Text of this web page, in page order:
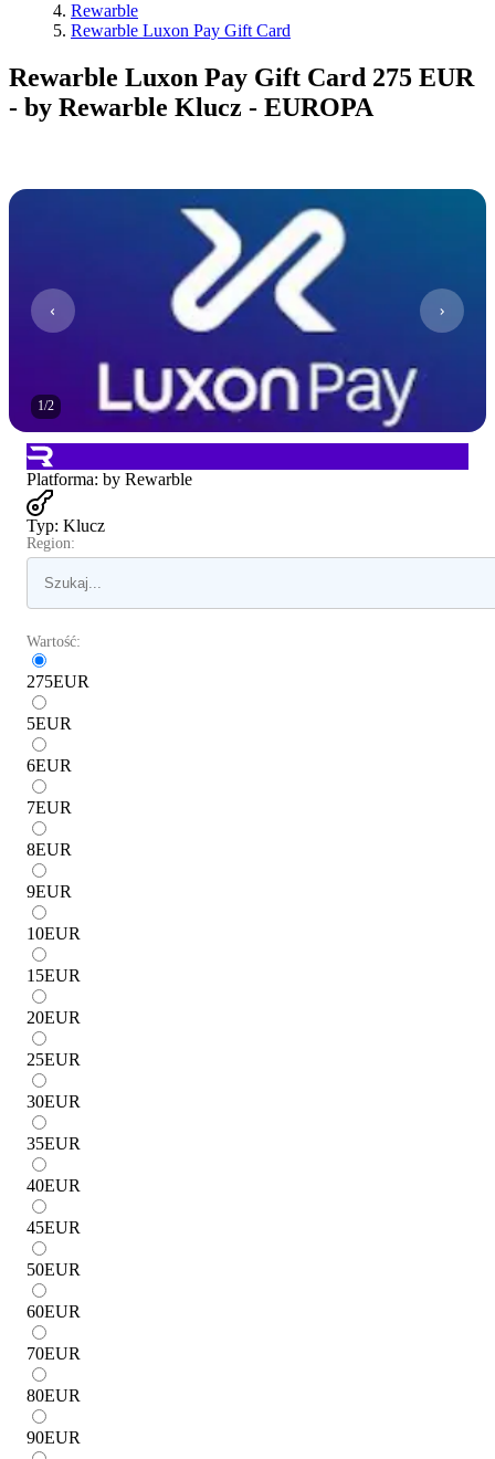
Rewarble
Rewarble Luxon Pay Gift Card
Rewarble Luxon Pay Gift Card 275 EUR
- by Rewarble Klucz - EUROPA
1/2
Platforma: by Rewarble
Typ: Klucz
Region:
Wartość:
275EUR
5EUR
6EUR
7EUR
8EUR
9EUR
10EUR
15EUR
20EUR
25EUR
30EUR
35EUR
40EUR
45EUR
50EUR
60EUR
70EUR
80EUR
90EUR